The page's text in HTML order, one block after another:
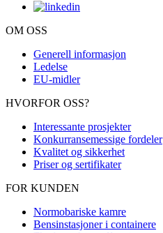
OM OSS
Generell informasjon
Ledelse
EU-midler
HVORFOR OSS?
Interessante prosjekter
Konkurransemessige fordeler
Kvalitet og sikkerhet
Priser og sertifikater
FOR KUNDEN
Normobariske kamre
Bensinstasjoner i containere